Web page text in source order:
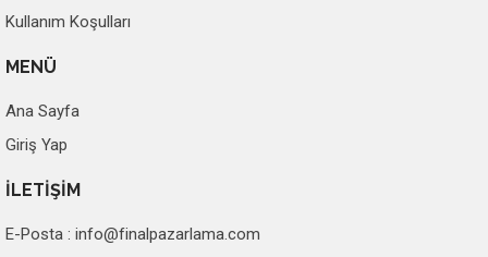
Kullanım Koşulları
MENÜ
Ana Sayfa
Giriş Yap
İLETİŞİM
E-Posta : info@finalpazarlama.com